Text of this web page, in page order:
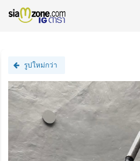
รูปใหม่กว่า